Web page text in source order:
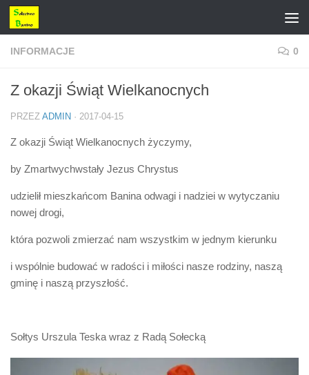
Przejdź do treści
INFORMACJE 0
Z okazji Świąt Wielkanocnych
PRZEZ ADMIN · 2017-04-15
Z okazji Świąt Wielkanocnych życzymy,
by Zmartwychwstały Jezus Chrystus
udzielił mieszkańcom Banina odwagi i nadziei w wytyczaniu
nowej drogi,
która pozwoli zmierzać nam wszystkim w jednym kierunku
i wspólnie budować w radości i miłości nasze rodziny, naszą
gminę i naszą przyszłość.
Sołtys Urszula Teska wraz z Radą Sołecką